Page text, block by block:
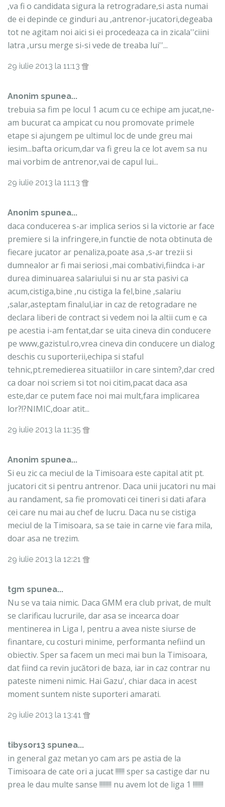
,va fi o candidata sigura la retrogradare,si asta numai
de ei depinde ce ginduri au ,antrenor-jucatori,degeaba
tot ne agitam noi aici si ei procedeaza ca in zicala''ciini
latra ,ursu merge si-si vede de treaba lui''...
29 iulie 2013 la 11:13
Anonim spunea...
trebuia sa fim pe locul 1 acum cu ce echipe am jucat,ne-
am bucurat ca ampicat cu nou promovate primele
etape si ajungem pe ultimul loc de unde greu mai
iesim...bafta oricum,dar va fi greu la ce lot avem sa nu
mai vorbim de antrenor,vai de capul lui...
29 iulie 2013 la 11:13
Anonim spunea...
daca conducerea s-ar implica serios si la victorie ar face
premiere si la infringere,in functie de nota obtinuta de
fiecare jucator ar penaliza,poate asa ,s-ar trezii si
dumnealor ar fi mai seriosi ,mai combativi,fiindca i-ar
durea diminuarea salariului si nu ar sta pasivi ca
acum,cistiga,bine ,nu cistiga la fel,bine ,salariu
,salar,asteptam finalul,iar in caz de retogradare ne
declara liberi de contract si vedem noi la altii cum e ca
pe acestia i-am fentat,dar se uita cineva din conducere
pe www,gazistul.ro,vrea cineva din conducere un dialog
deschis cu suporterii,echipa si staful
tehnic,pt.remedierea situatiilor in care sintem?,dar cred
ca doar noi scriem si tot noi citim,pacat daca asa
este,dar ce putem face noi mai mult,fara implicarea
lor?!?NIMIC,doar atit...
29 iulie 2013 la 11:35
Anonim spunea...
Si eu zic ca meciul de la Timisoara este capital atit pt.
jucatori cit si pentru antrenor. Daca unii jucatori nu mai
au randament, sa fie promovati cei tineri si dati afara
cei care nu mai au chef de lucru. Daca nu se cistiga
meciul de la Timisoara, sa se taie in carne vie fara mila,
doar asa ne trezim.
29 iulie 2013 la 12:21
tgm spunea...
Nu se va taia nimic. Daca GMM era club privat, de mult
se clarificau lucrurile, dar asa se incearca doar
mentinerea in Liga I, pentru a avea niste siurse de
finantare, cu costuri minime, performanta nefiind un
obiectiv. Sper sa facem un meci mai bun la Timisoara,
dat fiind ca revin jucători de baza, iar in caz contrar nu
pateste nimeni nimic. Hai Gazu', chiar daca in acest
moment suntem niste suporteri amarati.
29 iulie 2013 la 13:41
tibysor13 spunea...
in general gaz metan yo cam ars pe astia de la
Timisoara de cate ori a jucat !!!!!! sper sa castige dar nu
prea le dau multe sanse !!!!!!!! nu avem lot de liga 1 !!!!!!!